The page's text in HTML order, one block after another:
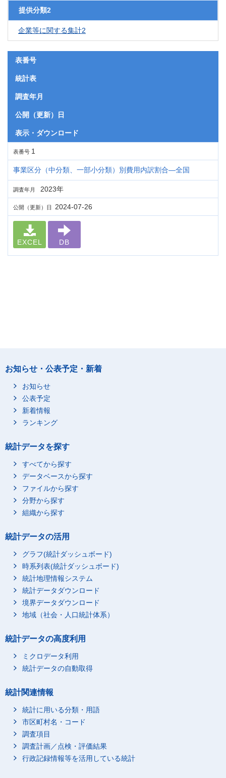
提供分類2
企業等に関する集計2
表番号
統計表
調査年月
公開（更新）日
表示・ダウンロード
表番号 1
事業区分（中分類、一部小分類）別費用内訳割合―全国
調査年月 2023年
公開（更新）日 2024-07-26
EXCEL DB
お知らせ・公表予定・新着
お知らせ
公表予定
新着情報
ランキング
統計データを探す
すべてから探す
データベースから探す
ファイルから探す
分野から探す
組織から探す
統計データの活用
グラフ(統計ダッシュボード)
時系列表(統計ダッシュボード)
統計地理情報システム
統計データダウンロード
境界データダウンロード
地域（社会・人口統計体系）
統計データの高度利用
ミクロデータ利用
統計データの自動取得
統計関連情報
統計に用いる分類・用語
市区町村名・コード
調査項目
調査計画／点検・評価結果
行政記録情報等を活用している統計